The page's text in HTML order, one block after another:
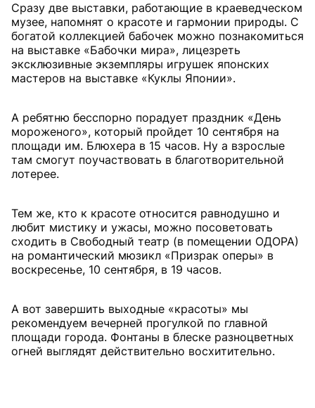
Сразу две выставки, работающие в краеведческом
музее, напомнят о красоте и гармонии природы. С
богатой коллекцией бабочек можно познакомиться
на выставке «Бабочки мира», лицезреть
эксклюзивные экземпляры игрушек японских
мастеров на выставке «Куклы Японии».
А ребятню бесспорно порадует праздник «День
мороженого», который пройдет 10 сентября на
площади им. Блюхера в 15 часов. Ну а взрослые
там смогут поучаствовать в благотворительной
лотерее.
Тем же, кто к красоте относится равнодушно и
любит мистику и ужасы, можно посоветовать
сходить в Свободный театр (в помещении ОДОРА)
на романтический мюзикл «Призрак оперы» в
воскресенье, 10 сентября, в 19 часов.
А вот завершить выходные «красоты» мы
рекомендуем вечерней прогулкой по главной
площади города. Фонтаны в блеске разноцветных
огней выглядят действительно восхитительно.